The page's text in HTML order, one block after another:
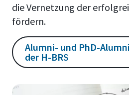
die Vernetzung der
fördern.
Alumni- und PhD-
der H-BRS